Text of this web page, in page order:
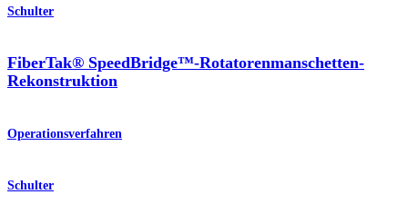
Schulter
FiberTak® SpeedBridge™-Rotatorenmanschetten-
Rekonstruktion
Operationsverfahren
Schulter